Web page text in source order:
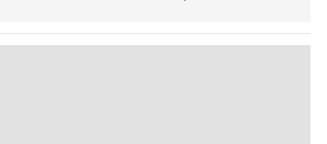
قلعه‌نویی مشخص شد